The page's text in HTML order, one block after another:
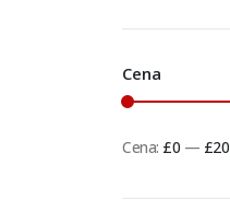
Cena
Cena: £0 — £20